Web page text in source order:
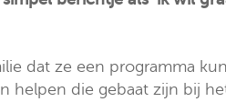
dat ze een programma
helpen die gebaat zijn bij